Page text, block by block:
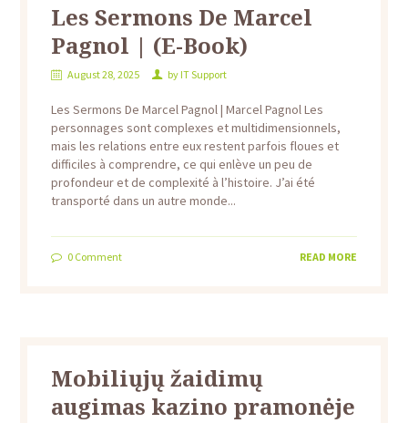
Les Sermons De Marcel
Pagnol | (E-Book)
August 28, 2025 by IT Support
Les Sermons De Marcel Pagnol | Marcel Pagnol Les
personnages sont complexes et multidimensionnels,
mais les relations entre eux restent parfois floues et
difficiles à comprendre, ce qui enlève un peu de
profondeur et de complexité à l’histoire. J’ai été
transporté dans un autre monde...
0Comment READ MORE
Mobiliųjų žaidimų
augimas kazino pramonėje